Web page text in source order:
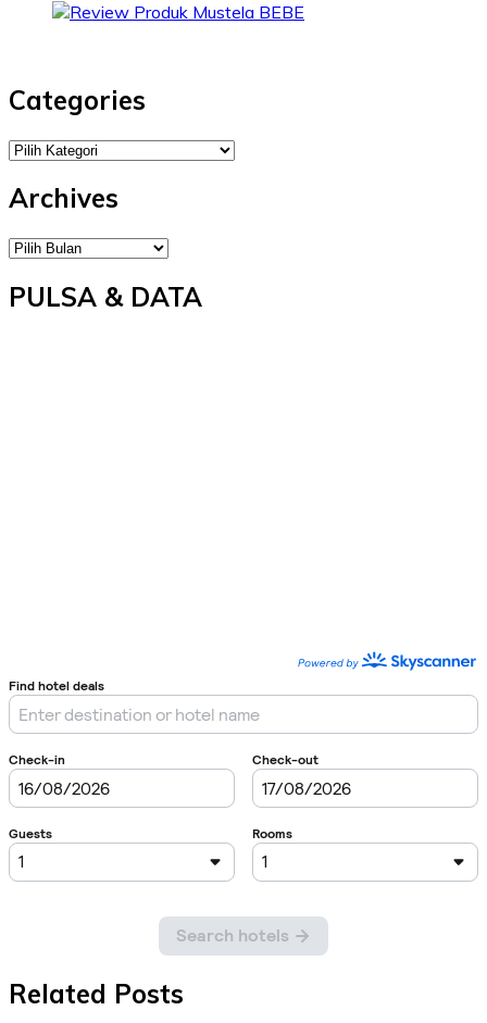
Categories
Categories
Archives
Archives
PULSA & DATA
Related Posts